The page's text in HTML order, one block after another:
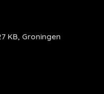
KB, Groningen